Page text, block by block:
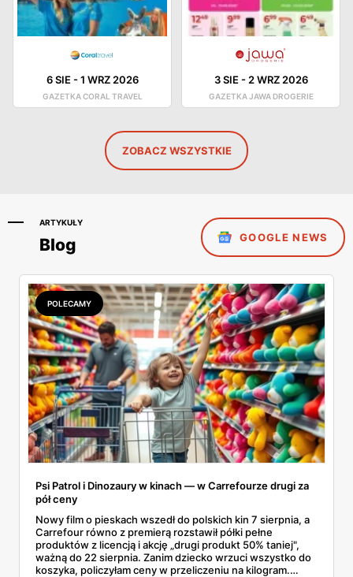
6 SIE -1 WRZ 2026
GAZETKA CORAL TRAVEL
3 SIE - 2 WRZ 2026
GAZETKA JAWA DROGERIE
ZOBACZ WSZYSTKIE
ARTYKUŁY
Blog GOOGLE NEWS
POLECAMY
Psi Patrol i Dinozaury w kinach — w Carrefourze drugi za
pół ceny
Nowy film o pieskach wszedł do polskich kin 7 sierpnia, a
Carrefour równo z premierą rozstawił półki pełne
produktów z licencją i akcję „drugi produkt 50% taniej",
ważną do 22 sierpnia. Zanim dziecko wrzuci wszystko do
koszyka, policzyłam ceny w przeliczeniu na kilogram.